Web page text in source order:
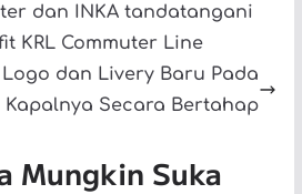
dan INKA tandatangani
KRL Commuter Line
Logo dan Livery Baru Pada
Kapalnya Secara Bertahap
Mungkin Suka